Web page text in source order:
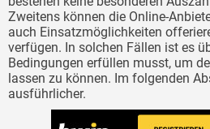
Zweitens können die Online-
auch Einsatzmöglichkeiten
verfügen. In solchen Fällen ist es
Bedingungen erfüllen musst, um
lassen zu können. Im folgenden
ausführlicher.